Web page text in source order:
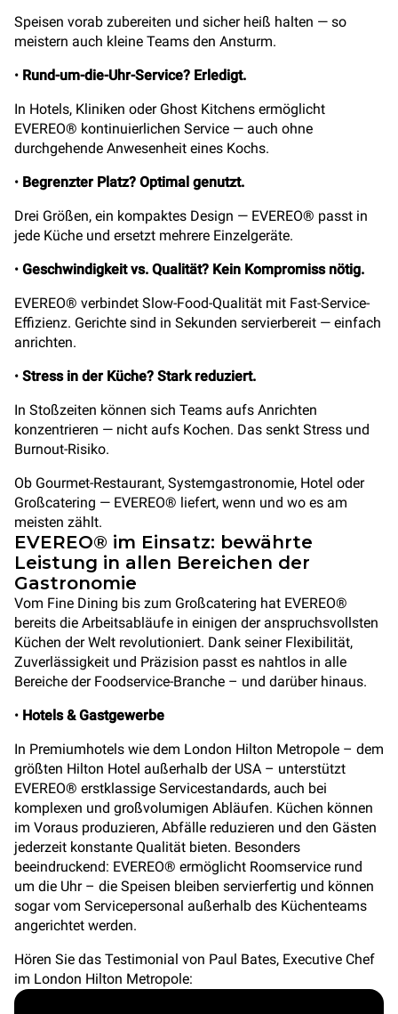
Speisen vorab zubereiten und sicher heiß halten — so
meistern auch kleine Teams den Ansturm.
• Rund-um-die-Uhr-Service? Erledigt.
In Hotels, Kliniken oder Ghost Kitchens ermöglicht
EVEREO® kontinuierlichen Service — auch ohne
durchgehende Anwesenheit eines Kochs.
• Begrenzter Platz? Optimal genutzt.
Drei Größen, ein kompaktes Design — EVEREO® passt in
jede Küche und ersetzt mehrere Einzelgeräte.
• Geschwindigkeit vs. Qualität? Kein Kompromiss nötig.
EVEREO® verbindet Slow-Food-Qualität mit Fast-Service-
Effizienz. Gerichte sind in Sekunden servierbereit — einfach
anrichten.
• Stress in der Küche? Stark reduziert.
In Stoßzeiten können sich Teams aufs Anrichten
konzentrieren — nicht aufs Kochen. Das senkt Stress und
Burnout-Risiko.
Ob Gourmet-Restaurant, Systemgastronomie, Hotel oder
Großcatering — EVEREO® liefert, wenn und wo es am
meisten zählt.
EVEREO® im Einsatz: bewährte
Leistung in allen Bereichen der
Gastronomie
Vom Fine Dining bis zum Großcatering hat EVEREO®
bereits die Arbeitsabläufe in einigen der anspruchsvollsten
Küchen der Welt revolutioniert. Dank seiner Flexibilität,
Zuverlässigkeit und Präzision passt es nahtlos in alle
Bereiche der Foodservice-Branche – und darüber hinaus.
• Hotels & Gastgewerbe
In Premiumhotels wie dem London Hilton Metropole – dem
größten Hilton Hotel außerhalb der USA – unterstützt
EVEREO® erstklassige Servicestandards, auch bei
komplexen und großvolumigen Abläufen. Küchen können
im Voraus produzieren, Abfälle reduzieren und den Gästen
jederzeit konstante Qualität bieten. Besonders
beeindruckend: EVEREO® ermöglicht Roomservice rund
um die Uhr – die Speisen bleiben servierfertig und können
sogar vom Servicepersonal außerhalb des Küchenteams
angerichtet werden.
Hören Sie das Testimonial von Paul Bates, Executive Chef
im London Hilton Metropole: